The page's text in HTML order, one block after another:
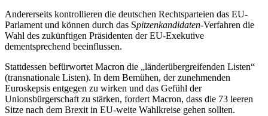
Andererseits kontrollieren die deutschen Rechtsparteien das EU-
Parlament und können durch das Spitzenkandidaten-Verfahren die
Wahl des zukünftigen Präsidenten der EU-Exekutive
dementsprechend beeinflussen.
Stattdessen befürwortet Macron die „länderübergreifenden Listen“
(transnationale Listen). In dem Bemühen, der zunehmenden
Euroskepsis entgegen zu wirken und das Gefühl der
Unionsbürgerschaft zu stärken, fordert Macron, dass die 73 leeren
Sitze nach dem Brexit in EU-weite Wahlkreise gehen sollten.